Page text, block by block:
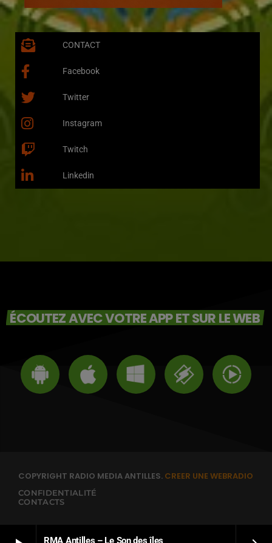
RMA Antilles – Le Son des îles
CONTACT
Facebook
Twitter
Instagram
Twitch
Linkedin
ÉCOUTEZ AVEC VOTRE APP ET SUR LE WEB
COPYRIGHT RADIO MEDIA ANTILLES. CREER UNE WEBRADIO
CONFIDENTIALITÉ
CONTACTS